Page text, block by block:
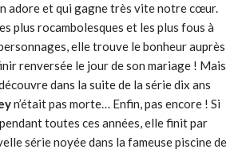
adore et qui gagne très vite notre cœur.
plus rocambolesques et les plus fous à
elle trouve le bonheur auprès
renversée le jour de son mariage ! Mais
dans la suite de la série dix ans
n’était pas morte… Enfin, pas encore ! Si
toutes ces années, elle finit par
série noyée dans la fameuse piscine de